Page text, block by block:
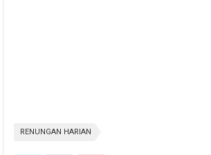
RENUNGAN HARIAN